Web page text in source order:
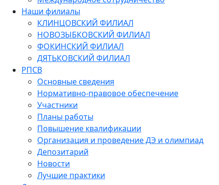
Наши филиалы
КЛИНЦОВСКИЙ ФИЛИАЛ
НОВОЗЫБКОВСКИЙ ФИЛИАЛ
ФОКИНСКИЙ ФИЛИАЛ
ДЯТЬКОВСКИЙ ФИЛИАЛ
РПСВ
Основные сведения
Нормативно-правовое обеспечение
Участники
Планы работы
Повышение квалификации
Организация и проведение ДЭ и олимпиад
Депозитарий
Новости
Лучшие практики